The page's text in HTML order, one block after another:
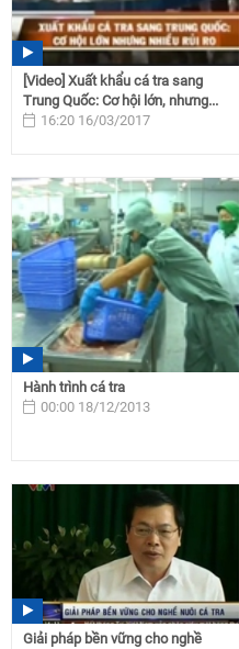
[Video] Xuất khẩu cá tra sang
Trung Quốc: Cơ hội lớn, nhưng...
16:20 16/03/2017
Hành trình cá tra
00:00 18/12/2013
Giải pháp bền vững cho nghề